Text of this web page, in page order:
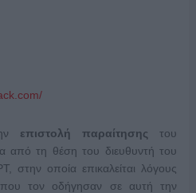
επιστολή παραίτησης του
από τη θέση του διευθυντή του
στην οποία επικαλείται λόγους
που τον οδήγησαν σε αυτή την